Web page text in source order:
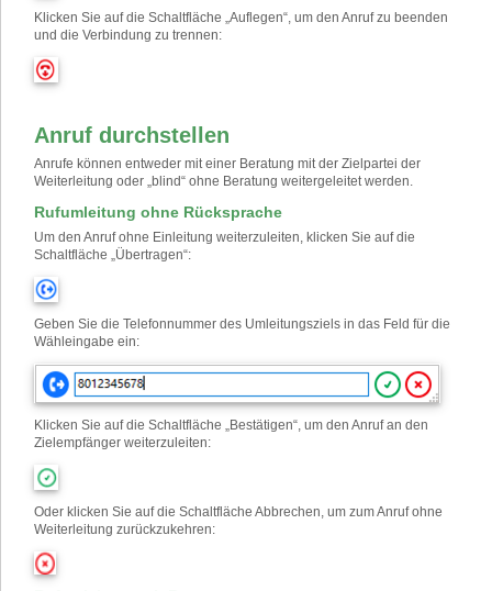
Klicken Sie auf die Schaltfläche „Auflegen“, um den Anruf zu beenden
und die Verbindung zu trennen:
Anruf durchstellen
Anrufe können entweder mit einer Beratung mit der Zielpartei der
Weiterleitung oder „blind“ ohne Beratung weitergeleitet werden.
Rufumleitung ohne Rücksprache
Um den Anruf ohne Einleitung weiterzuleiten, klicken Sie auf die
Schaltfläche „Übertragen“:
Geben Sie die Telefonnummer des Umleitungsziels in das Feld für die
Wähleingabe ein:
Klicken Sie auf die Schaltfläche „Bestätigen“, um den Anruf an den
Zielempfänger weiterzuleiten:
Oder klicken Sie auf die Schaltfläche Abbrechen, um zum Anruf ohne
Weiterleitung zurückzukehren: